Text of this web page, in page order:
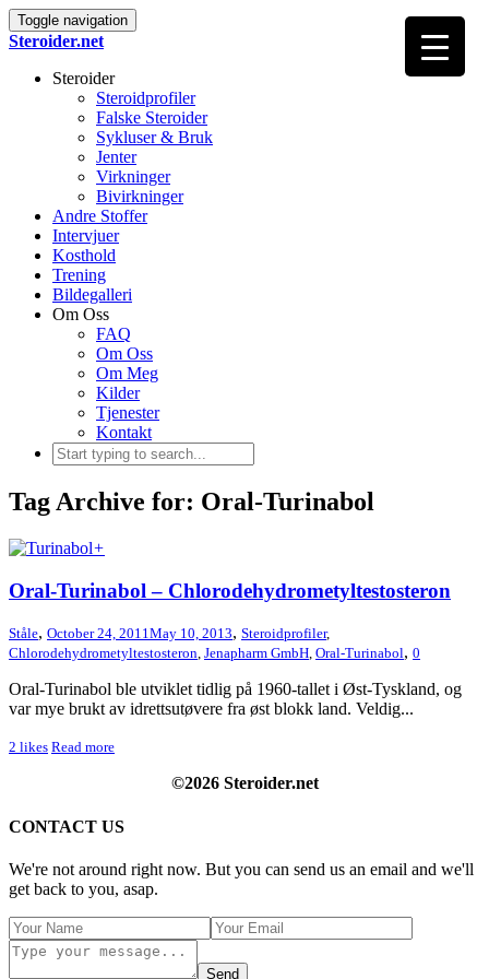
Toggle navigation
Steroider.net
Steroider
Steroidprofiler
Falske Steroider
Sykluser & Bruk
Jenter
Virkninger
Bivirkninger
Andre Stoffer
Intervjuer
Kosthold
Trening
Bildegalleri
Om Oss
FAQ
Om Oss
Om Meg
Kilder
Tjenester
Kontakt
Tag Archive for: Oral-Turinabol
+
Oral-Turinabol – Chlorodehydrometyltestosteron
Ståle, October 24, 2011May 10, 2013, Steroidprofiler,
Chlorodehydrometyltestosteron, Jenapharm GmbH, Oral-Turinabol, 0
Oral-Turinabol ble utviklet tidlig på 1960-tallet i Øst-Tyskland, og
var mye brukt av idrettsutøvere fra øst blokk land. Veldig...
2 likes Read more
©2026 Steroider.net
CONTACT US
We're not around right now. But you can send us an email and we'll
get back to you, asap.
Send